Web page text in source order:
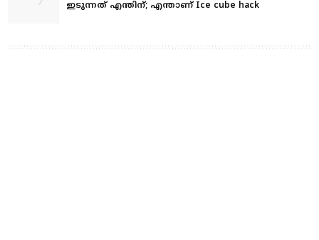
ഇടുന്നത് എന്തിന്; എന്താണ് Ice cube hack